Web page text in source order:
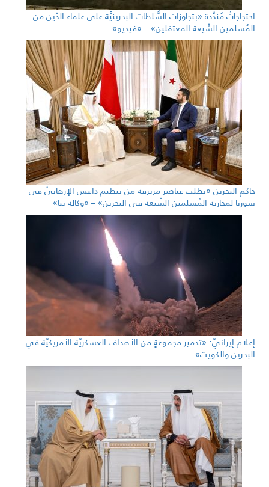
احتجاجاتٌ مُندِّدة «بتجاوزات السُّلطات البحرينيَّة على علماء الدّين من
المُسلمين الشّيعة المعتقلين» – «فيديو»
حاكم البحرين «يطلب عناصر مرتزقة من تنظيم داعش الإرهابيّ في
سوريا لمحاربة المُسلمين الشّيعة في البحرين» – «وكالة بنا»
إعلام إيرانيّ: «تدمير مجموعةٍ من الأهداف العسكريّة الأمريكيّة في
البحرين والكويت»